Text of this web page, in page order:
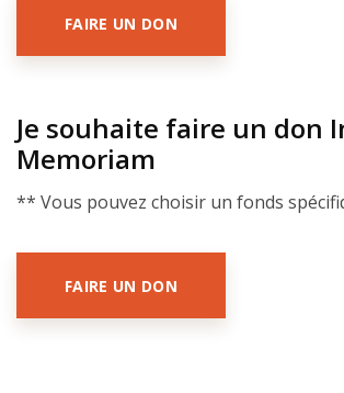
FAIRE UN DON
Je souhaite faire un don
Memoriam
** Vous pouvez choisir un fonds
FAIRE UN DON